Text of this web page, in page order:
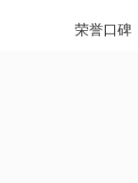
荣誉口碑